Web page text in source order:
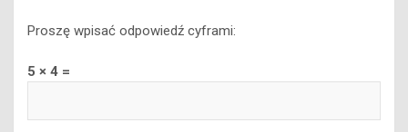
Proszę wpisać odpowiedź cyframi:
5 × 4 =